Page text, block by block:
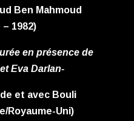
Ben Mahmoud
1982)
en présence de
Eva Darlan-
de et avec Bouli
Royaume-Uni)